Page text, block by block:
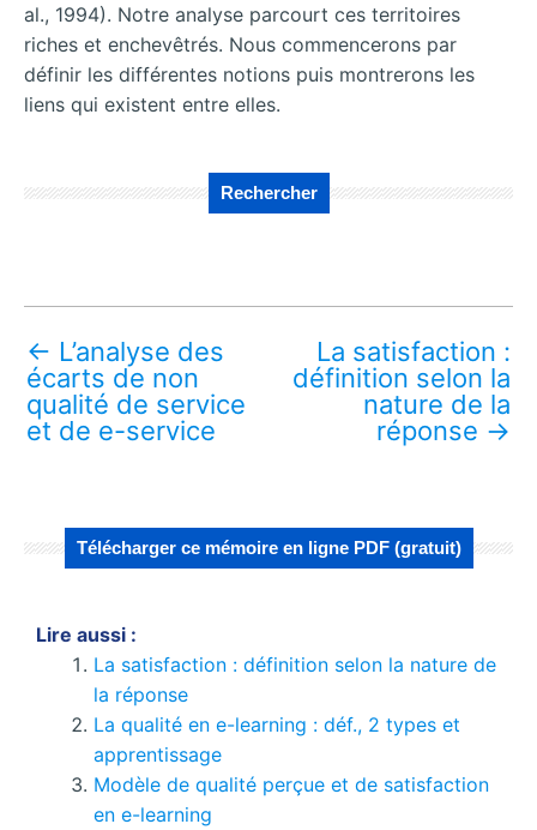
al., 1994). Notre analyse parcourt ces territoires
riches et enchevêtrés. Nous commencerons par
définir les différentes notions puis montrerons les
liens qui existent entre elles.
Rechercher
← L’analyse des
écarts de non
qualité de service
et de e-service
La satisfaction :
définition selon la
nature de la
réponse →
Télécharger ce mémoire en ligne PDF (gratuit)
Lire aussi :
La satisfaction : définition selon la nature de
la réponse
La qualité en e-learning : déf., 2 types et
apprentissage
Modèle de qualité perçue et de satisfaction
en e-learning